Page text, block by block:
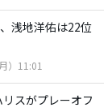
浅地洋佑は22位
）11:01
スがプレーオフ